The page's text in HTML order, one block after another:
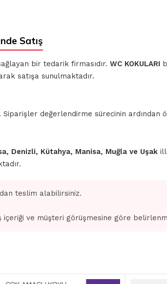
Satış
bir tedarik firmasıdır. WC KOKULARI
satışa sunulmaktadır.
değerlendirme sürecinin ardından
Denizli, Kütahya, Manisa, Muğla ve Uşak
teslim alabilirsiniz.
ve müşteri görüşmesine göre